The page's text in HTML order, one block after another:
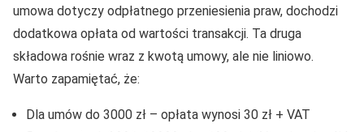
umowa dotyczy odpłatnego przeniesienia praw, dochodzi
dodatkowa opłata od wartości transakcji. Ta druga
składowa rośnie wraz z kwotą umowy, ale nie liniowo.
Warto zapamiętać, że:
Dla umów do 3000 zł – opłata wynosi 30 zł + VAT